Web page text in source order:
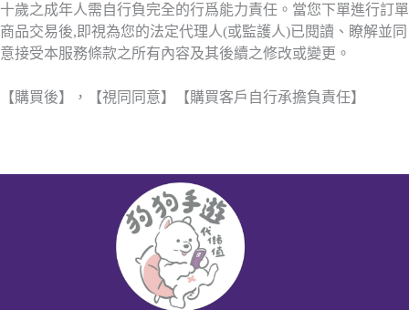
十歲之成年人需自行負完全的行爲能力責任。當您下單進行訂單
商品交易後,即視為您的法定代理人(或監護人)已閱讀、瞭解並同
意接受本服務條款之所有內容及其後續之修改或變更。
【購買後】，【視同同意】【購買客戶自行承擔負責任】